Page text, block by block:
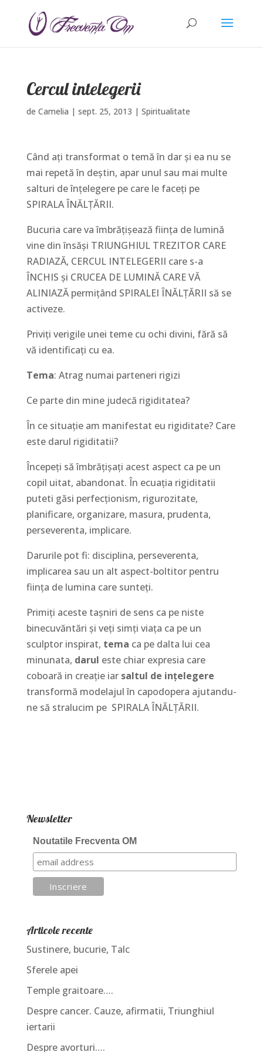
Cercul intelegerii
de Camelia | sept. 25, 2013 | Spiritualitate
Când aţi transformat o temă în dar şi ea nu se
mai repetă în deştin, apar unul sau mai multe
salturi de înţelegere pe care le faceţi pe
SPIRALA ÎNĂLŢĂRII.
Bucuria care va îmbrăţişează fiinţa de lumină
vine din însăşi TRIUNGHIUL TREZITOR CARE
RADIAZĂ, CERCUL INTELEGERII care s-a
ÎNCHIS şi CRUCEA DE LUMINĂ CARE VĂ
ALINIAZĂ permiţând SPIRALEI ÎNĂLŢĂRII să se
activeze.
Priviţi verigile unei teme cu ochi divini, fără să
vă identificaţi cu ea.
Tema: Atrag numai parteneri rigizi
Ce parte din mine judecă rigiditatea?
În ce situaţie am manifestat eu rigiditate? Care
este darul rigiditatii?
Începeţi să îmbrăţişaţi acest aspect ca pe un
copil uitat, abandonat. În ecuaţia rigiditatii
puteti găsi perfecţionism, rigurozitate,
planificare, organizare, masura, prudenta,
perseverenta, implicare.
Darurile pot fi: disciplina, perseverenta,
implicarea sau un alt aspect-boltitor pentru
fiinţa de lumina care sunteţi.
Primiţi aceste taşniri de sens ca pe niste
binecuvăntări şi veţi simţi viaţa ca pe un
sculptor inspirat, tema ca pe dalta lui cea
minunata, darul este chiar expresia care
coboară in creaţie iar saltul de inţelegere
transformă modelajul în capodopera ajutandu-
ne să stralucim pe SPIRALA ÎNĂLŢĂRII.
Newsletter
Noutatile Frecventa OM
Articole recente
Sustinere, bucurie, Talc
Sferele apei
Temple graitoare….
Despre cancer. Cauze, afirmatii, Triunghiul
iertarii
Despre avorturi….